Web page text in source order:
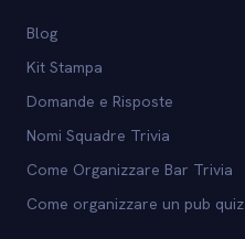
Blog
Kit Stampa
Domande e Risposte
Nomi Squadre Trivia
Come Organizzare Bar Trivia
Come organizzare un pub quiz